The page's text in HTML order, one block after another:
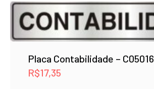
Placa Contabilidade – C05016
R$17,35